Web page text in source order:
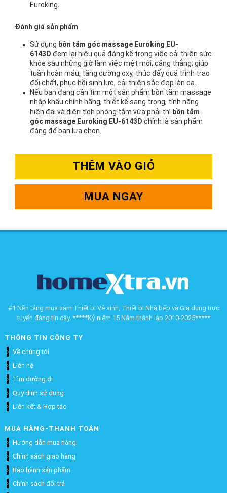
Euroking.
Đánh giá sản phẩm
Sử dụng bồn tắm góc massage Euroking EU-
6143D đem lại hiệu quả đáng kể trong việc cải thiện sức
khỏe sau những giờ làm việc mệt mỏi, căng thẳng; giúp
tuần hoàn máu, tăng cường oxy, thúc đẩy quá trình trao
đổi chất, phục hồi sinh lực, cải thiện sắc đẹp làn da…
Nếu bạn đang cần tìm một sản phẩm bồn tắm massage
nhập khẩu chính hãng, thiết kế sang trọng, tính năng
hiện đại và diện tích phòng tắm vừa phải thì bồn tắm
góc massage Euroking EU-6143D chính là sản phẩm
đáng để bạn lựa chọn.
THÊM VÀO GIỎ
MUA NGAY
#1 Nền tảng mua sắm Thiết bị Vệ sinh, Thiết bị Nhà bếp và Gia dụng trực
tuyến đáng tin cậy. *****Kỷ niệm 15 Năm thành lập 2010-2025*****
THÔNG TIN CÔNG TY
Về chúng tôi
Liên hệ
Tìm đường đi
Quy định sử dụng
Liên kết & Hợp tác
MUA HÀNG-THANH TOÁN
Hướng dẫn mua hàng
Chính sách giao hàng
Bảo hành sản phẩm
Chính sách đổi trả